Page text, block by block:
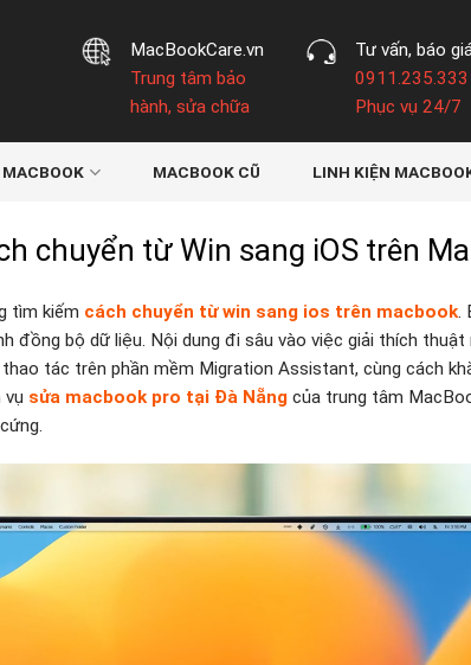
MacBookCare.vn
Trung tâm bảo
hành, sửa chữa
Tư vấn, báo
0911.235.333
Phục vụ 24/7
MACBOOK CŨ LINH KIỆN
chuyển từ Win sang iOS trên
tìm kiếm cách chuyển từ win sang ios trên macbook.
đồng bộ dữ liệu. Nội dung đi sâu vào việc giải thích
tác trên phần mềm Migration Assistant, cùng cách
vụ sửa macbook pro tại Đà Nẵng của trung tâm